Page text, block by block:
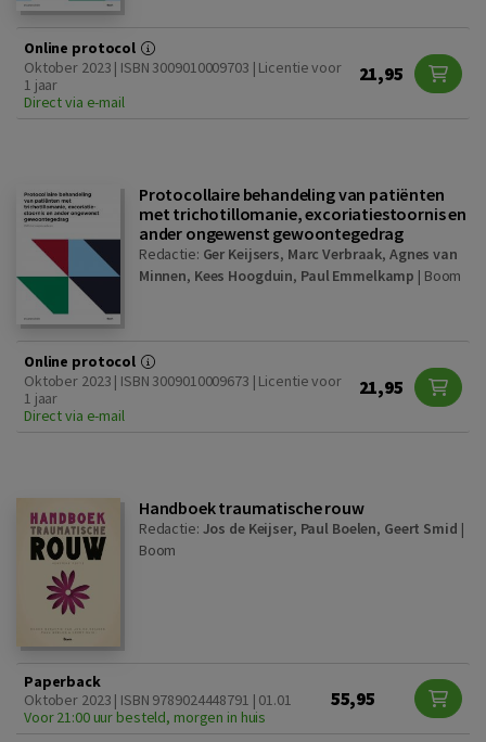
Online protocol
Oktober 2023 | ISBN 3009010009703 | Licentie voor
1 jaar
Direct via e-mail
21,95
Protocollaire behandeling van patiënten
met trichotillomanie, excoriatiestoornis en
ander ongewenst gewoontegedrag
Redactie: Ger Keijsers, Marc Verbraak, Agnes van
Minnen, Kees Hoogduin, Paul Emmelkamp | Boom
Online protocol
Oktober 2023 | ISBN 3009010009673 | Licentie voor
1 jaar
Direct via e-mail
21,95
Handboek traumatische rouw
Redactie: Jos de Keijser, Paul Boelen, Geert Smid |
Boom
Paperback
Oktober 2023 | ISBN 9789024448791 | 01.01
Voor 21:00 uur besteld, morgen in huis
55,95